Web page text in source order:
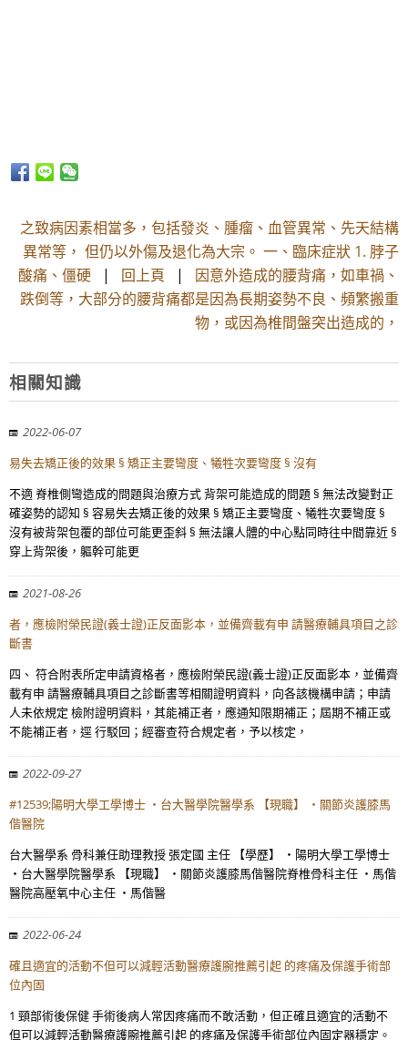
之致病因素相當多，包括發炎、腫瘤、血管異常、先天結構
異常等， 但仍以外傷及退化為大宗。 一、臨床症狀 1. 脖子
酸痛、僵硬 | 回上頁 | 因意外造成的腰背痛，如車禍、
跌倒等，大部分的腰背痛都是因為長期姿勢不良、頻繁搬重
物，或因為椎間盤突出造成的，
相關知識
2022-06-07
易失去矯正後的效果 § 矯正主要彎度、犧牲次要彎度 § 沒有
不適 脊椎側彎造成的問題與治療方式 背架可能造成的問題 § 無法改變對正
確姿勢的認知 § 容易失去矯正後的效果 § 矯正主要彎度、犧牲次要彎度 §
沒有被背架包覆的部位可能更歪斜 § 無法讓人體的中心點同時往中間靠近 §
穿上背架後，軀幹可能更
2021-08-26
者，應檢附榮民證(義士證)正反面影本，並備齊載有申 請醫療輔具項目之診
斷書
四、 符合附表所定申請資格者，應檢附榮民證(義士證)正反面影本，並備齊
載有申 請醫療輔具項目之診斷書等相關證明資料，向各該機構申請；申請
人未依規定 檢附證明資料，其能補正者，應通知限期補正；屆期不補正或
不能補正者，逕 行駁回；經審查符合規定者，予以核定，
2022-09-27
#12539;陽明大學工學博士 ・台大醫學院醫學系 【現職】 ・關節炎護膝馬
偕醫院
台大醫學系 骨科兼任助理教授 張定國 主任 【學歷】 ・陽明大學工學博士
・台大醫學院醫學系 【現職】 ・關節炎護膝馬偕醫院脊椎骨科主任 ・馬偕
醫院高壓氧中心主任 ・馬偕醫
2022-06-24
確且適宜的活動不但可以減輕活動醫療護腕推薦引起 的疼痛及保護手術部
位內固
1 頸部術後保健 手術後病人常因疼痛而不敢活動，但正確且適宜的活動不
但可以減輕活動醫療護腕推薦引起 的疼痛及保護手術部位內固定器穩定。